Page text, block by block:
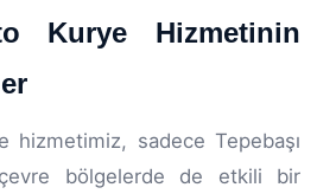
Kurye Hizmetinin
hizmetimiz, sadece Tepebaşı
çevre bölgelerde de etkili bir